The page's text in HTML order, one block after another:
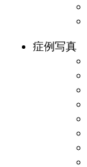
症例写真